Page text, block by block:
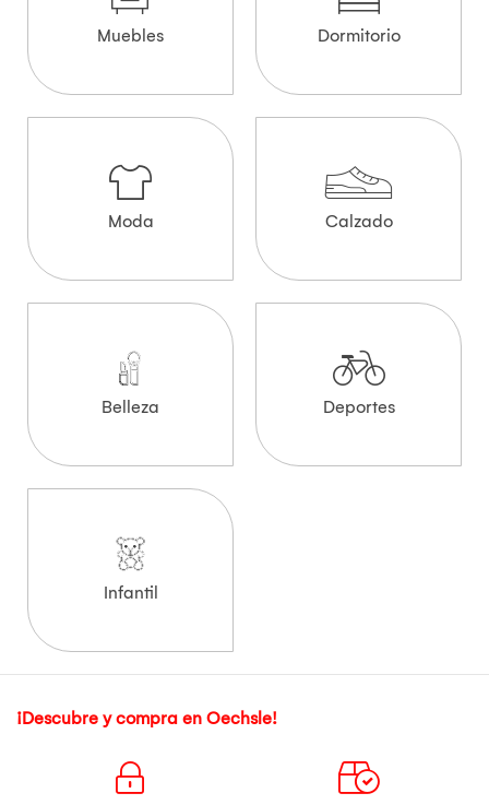
Muebles Dormitorio
Moda Calzado
Belleza Deportes
Infantil
¡Descubre y compra en Oechsle!